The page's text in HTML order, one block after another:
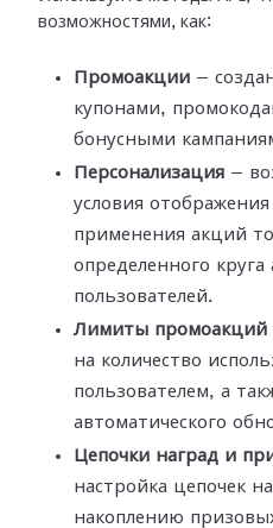
возможностями, как:
Промоакции —
купонами,
бонусными
Персонализация —
условия
применения акций
определенного
пользователей.
Лимиты промоакций
на количество
пользователем, а
автоматического
Цепочки наград и
настройка цепочек
накоплению